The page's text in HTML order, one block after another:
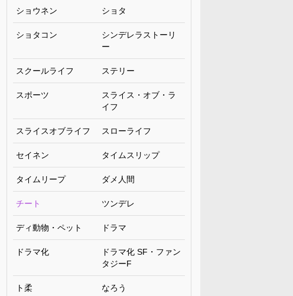
ショウネン ショタ
ショタコン
シンデレラストーリ
ー
スクールライフ ステリー
スポーツ
スライス・オブ・ラ
イフ
スライスオブライフ スローライフ
セイネン タイムスリップ
タイムリープ ダメ人間
チート ツンデレ
ディ動物・ペット ドラマ
ドラマ化
ドラマ化 SF・ファン
タジーF
ト柔 なろう